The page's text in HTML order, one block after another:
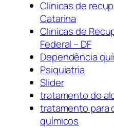
Clínicas de
Catarina
Clínicas de
Federal – DF
Dependência
Psiquiatria
Slider
tratamento do
tratamento para
químicos